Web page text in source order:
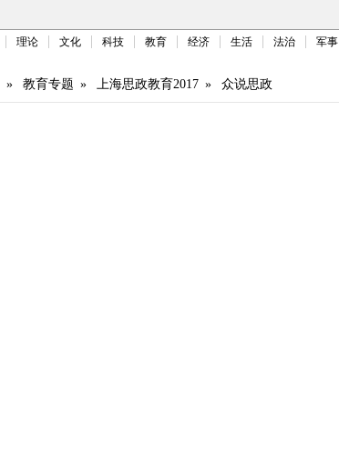
理论 文化 科技 教育 经济 生活 法治 军事
» 教育专题 » 上海思政教育2017 » 众说思政